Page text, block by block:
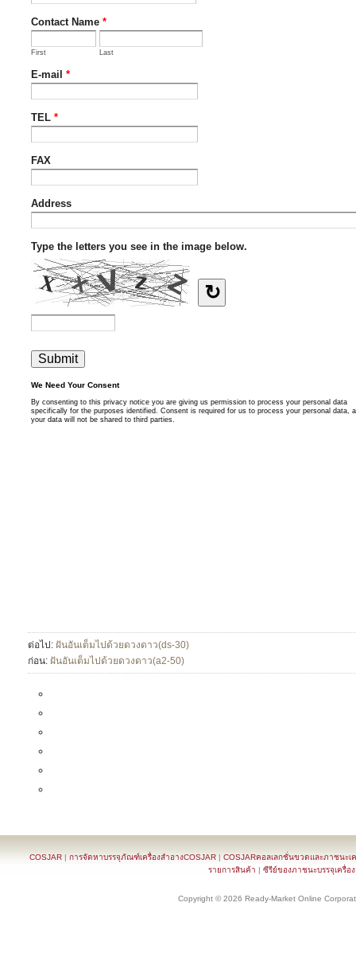
ต่อไป: ฝันอันเต็มไปด้วยดวงดาว(ds-30)
ก่อน: ฝันอันเต็มไปด้วยดวงดาว(a2-50)
COSJAR | การจัดหาบรรจุภัณฑ์เครื่องสำอางCOSJAR | COSJARคอลเลกชั่นขวดและภาชนะเ
รายการสินค้า | ซีรีย์ของภาชนะบรรจุเครื่อ
Copyright © 2026 Ready-Market Online